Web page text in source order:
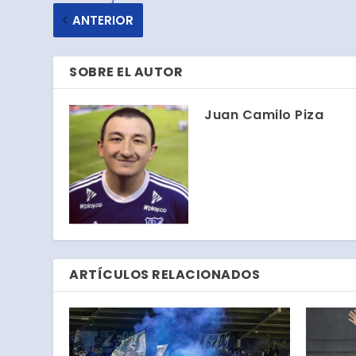
ANTERIOR
SOBRE EL AUTOR
Juan Camilo Piza
ARTÍCULOS RELACIONADOS